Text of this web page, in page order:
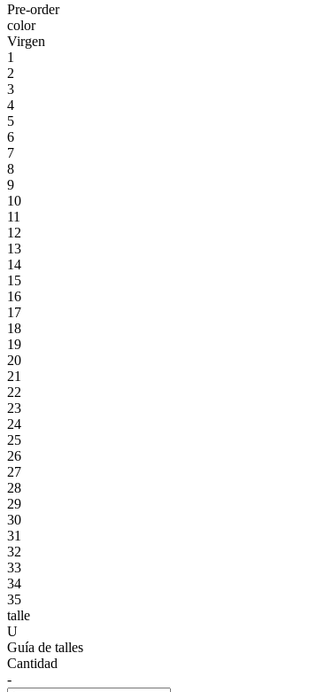
Pre-order
color
Virgen
1
2
3
4
5
6
7
8
9
10
11
12
13
14
15
16
17
18
19
20
21
22
23
24
25
26
27
28
29
30
31
32
33
34
35
talle
U
Guía de talles
Cantidad
-